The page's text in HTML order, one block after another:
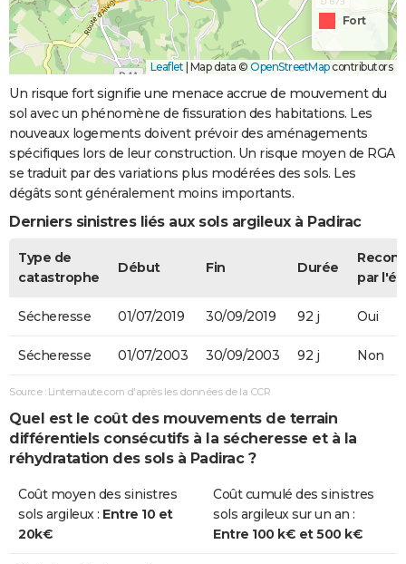
Fort
Leaflet | Map data © OpenStreetMapcontributors
Un risque fort signifie une menace accrue de mouvement du
sol avec un phénomène de fissuration des habitations. Les
nouveaux logements doivent prévoir des aménagements
spécifiques lors de leur construction. Un risque moyen de RGA
se traduit par des variations plus modérées des sols. Les
dégâts sont généralement moins importants.
Derniers sinistres liés aux sols argileux à Padirac
Type de
catastrophe
Début Fin Durée
par
Sécheresse 01/07/2019 30/09/2019 92 j Oui
Sécheresse 01/07/2003 30/09/2003 92 j Non
Source : Linternaute.com d'après les données de la CCR
Quel est le coût des mouvements de terrain
différentiels consécutifs à la sécheresse et à la
réhydratation des sols à Padirac ?
Coût moyen des sinistres
sols argileux : Entre 10 et
20k€
Coût cumulé des sinistres
sols argileux sur un an :
Entre 100 k€ et 500 k€